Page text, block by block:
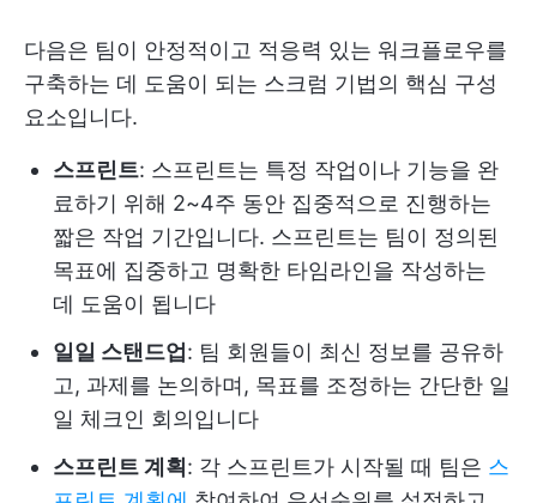
다음은 팀이 안정적이고 적응력 있는 워크플로우를
구축하는 데 도움이 되는 스크럼 기법의 핵심 구성
요소입니다.
스프린트: 스프린트는 특정 작업이나 기능을 완
료하기 위해 2~4주 동안 집중적으로 진행하는
짧은 작업 기간입니다. 스프린트는 팀이 정의된
목표에 집중하고 명확한 타임라인을 작성하는
데 도움이 됩니다
일일 스탠드업 : 팀 회원들이 최신 정보를 공유하
고, 과제를 논의하며, 목표를 조정하는 간단한 일
일 체크인 회의입니다
스프린트 계획 : 각 스프린트가 시작될 때 팀은 스